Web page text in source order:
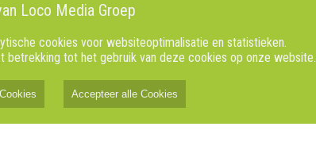
Loco Media Groep
cookies voor websiteoptimalisatie en statistieken.
tot het gebruik van deze cookies op onze website.
Accepteer alle Cookies